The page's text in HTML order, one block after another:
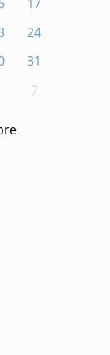
24
31
7